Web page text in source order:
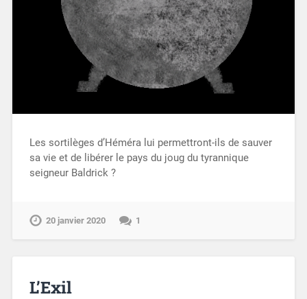
Les sortilèges d’Héméra lui permettront-ils de sauver
sa vie et de libérer le pays du joug du tyrannique
seigneur Baldrick ?
20 janvier 2020 1
L’Exil